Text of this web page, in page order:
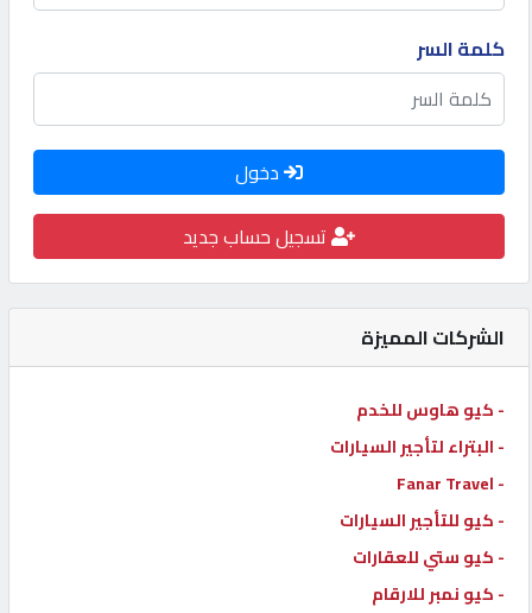
كيو
نمبر
كيو
كيو
ماركت
الدليل
القطري
POWERED
QHOST
كلمة السر
دخول
تسجيل حساب جديد
الشركات المميزة
- كيو هاوس للخدم
- البتراء لتأجير السيارات
- Fanar Travel
- كيو للتأجير السيارات
- كيو ستي للعقارات
- كيو نمبر للارقام